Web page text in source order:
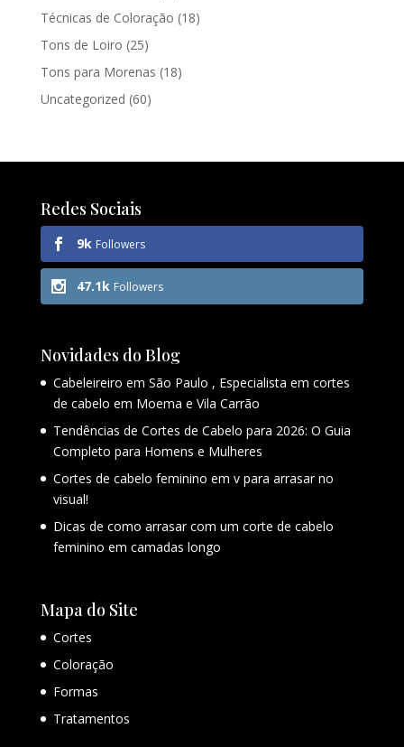
Técnicas de Coloração (18)
Tons de Loiro (25)
Tons para Morenas (18)
Uncategorized (60)
Redes Sociais
9k Followers
47.1k Followers
Novidades do Blog
Cabeleireiro em São Paulo , Especialista em cortes
de cabelo em Moema e Vila Carrão
Tendências de Cortes de Cabelo para 2026: O Guia
Completo para Homens e Mulheres
Cortes de cabelo feminino em v para arrasar no
visual!
Dicas de como arrasar com um corte de cabelo
feminino em camadas longo
Mapa do Site
Cortes
Coloração
Formas
Tratamentos